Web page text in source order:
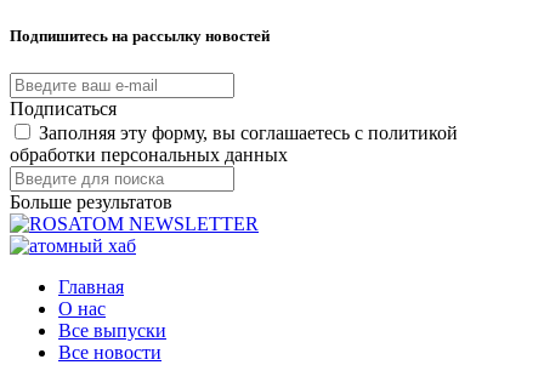
Подпишитесь на рассылку новостей
Подписаться
Заполняя эту форму, вы соглашаетесь с политикой
обработки персональных данных
Больше результатов
Главная
О нас
Все выпуски
Все новости